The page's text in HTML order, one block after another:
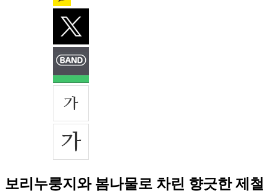
보리누룽지와 봄나물로 차린 향긋한 제철